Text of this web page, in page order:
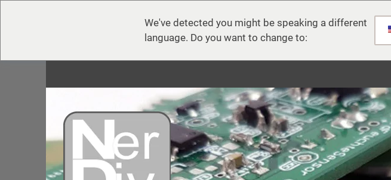
We've detected you might be speaking a different
language. Do you want to change to:
nerdiy.de - DIY,